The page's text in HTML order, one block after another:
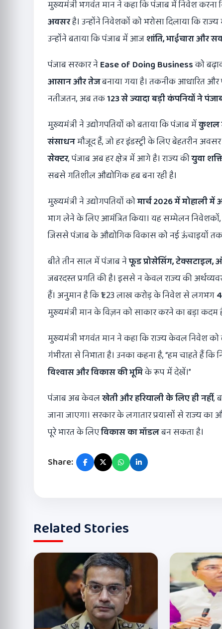
मुख्यमंत्री भगवंत मान ने कहा कि पंजाब में निवेश करना
अवसरहै। उन्होंने निवेशकों को भरोसा दिलाया कि
उन्होंने बताया कि पंजाब में आजशांति,भाईचारा और
पंजाब सरकार नेEase of Doing Businessको
आसान और तेजबनाया गया है। तकनीक आधारित और
नतीजतन, अब तक123से ज्यादा बड़ी कंपनियों ने
मुख्यमंत्री ने उद्योगपतियों को बताया कि पंजाब मेंकुशल
संसाधनमौजूद हैं, जो हर इंडस्ट्री के लिए बेहतरीन
सेक्टर, पंजाब अब हर क्षेत्र में आगे है। राज्य कीयुवा
सबसे गतिशील औद्योगिक हब बना रही है।
मुख्यमंत्री ने उद्योगपतियों कोमार्च2026में मोहाली में
भाग लेने के लिए आमंत्रित किया। यह सम्मेलन
जिससे पंजाब के औद्योगिक विकास को नई ऊंचाइयों
बीते तीन साल में पंजाब नेफूड प्रोसेसिंग,टेक्सटाइल,
जबरदस्त प्रगति की है। इससे न केवल राज्य की
हैं। अनुमान है कि ₹1.23 लाख करोड़ के निवेश से लगभग
मुख्यमंत्री मान के विज़न को साकार करने का बड़ा कदम
मुख्यमंत्री भगवंत मान ने कहा कि राज्य केवल निवेश को
गंभीरता से निभाता है। उनका कहना है, “हम चाहते हैं
विश्वास और विकास की भूमिके रूप में देखें।”
पंजाब अब केवलखेती और हरियाली के लिए ही नहीं,
जाना जाएगा। सरकार के लगातार प्रयासों से राज्य
पूरे भारत के लिएविकास का मॉडलबन सकता है।
Share:
Related Stories